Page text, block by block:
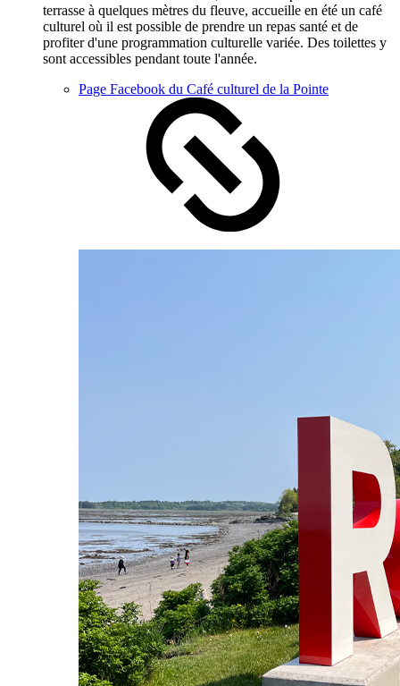
terrasse à quelques mètres du fleuve, accueille en été un café
culturel où il est possible de prendre un repas santé et de
profiter d'une programmation culturelle variée. Des toilettes y
sont accessibles pendant toute l'année.
Page Facebook du Café culturel de la Pointe